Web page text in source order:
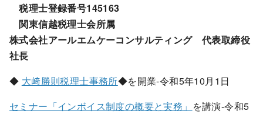
税理士登録番号145163
関東信越税理士会所属
株式会社アールエムケーコンサルティング 代表取締役
社長
◆ 大﨑勝則税理士事務所◆を開業-令和5年10月1日
セミナー「インボイス制度の概要と実務」 を講演-令和5